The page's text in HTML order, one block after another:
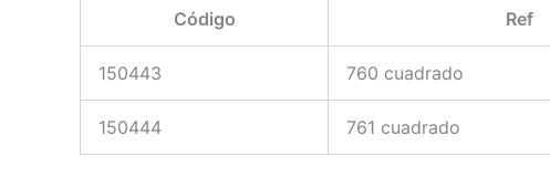
Código Ref
150443 760 cuadrado
150444 761 cuadrado